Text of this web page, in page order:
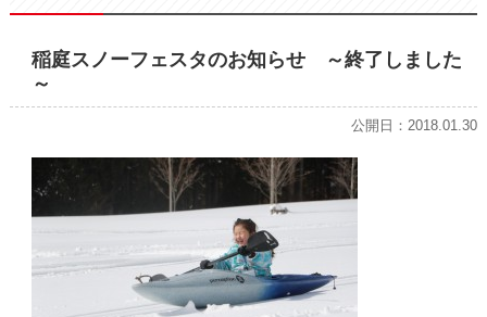
稲庭スノーフェスタのお知らせ ～終了しました
～
公開日：2018.01.30